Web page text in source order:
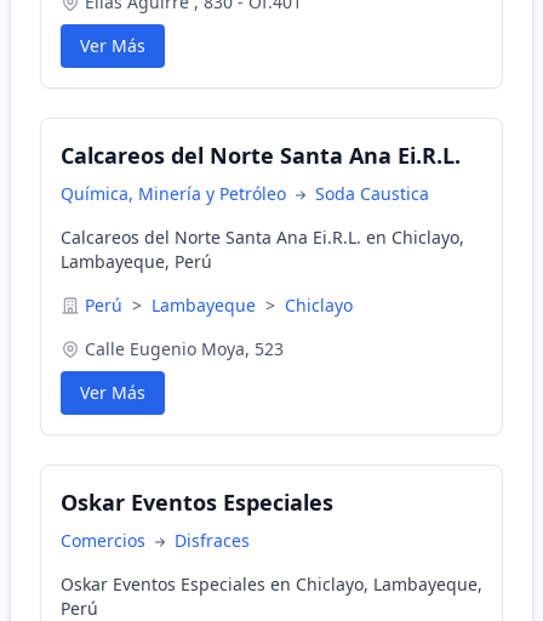
Ver Más
Calcareos del Norte Santa Ana Ei.R.L.
Química, Minería y Petróleo
Soda Caustica
Calcareos del Norte Santa Ana Ei.R.L. en Chiclayo,
Lambayeque, Perú
Perú > Lambayeque > Chiclayo
Calle Eugenio Moya, 523
Ver Más
Oskar Eventos Especiales
Comercios
Disfraces
Oskar Eventos Especiales en Chiclayo, Lambayeque,
Perú